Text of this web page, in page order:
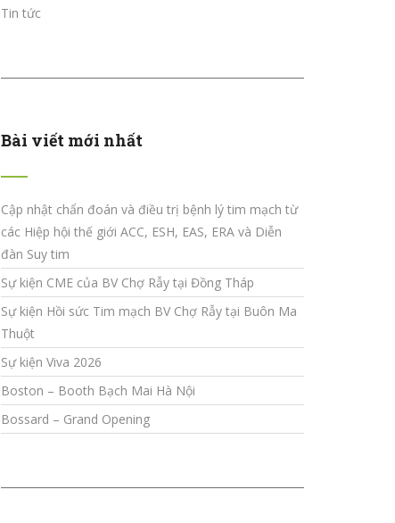
Tin tức
Bài viết mới nhất
Cập nhật chẩn đoán và điều trị bệnh lý tim mạch từ
các Hiệp hội thế giới ACC, ESH, EAS, ERA và Diễn
đàn Suy tim
Sự kiện CME của BV Chợ Rẫy tại Đồng Tháp
Sự kiện Hồi sức Tim mạch BV Chợ Rẫy tại Buôn Ma
Thuột
Sự kiện Viva 2026
Boston – Booth Bạch Mai Hà Nội
Bossard – Grand Opening